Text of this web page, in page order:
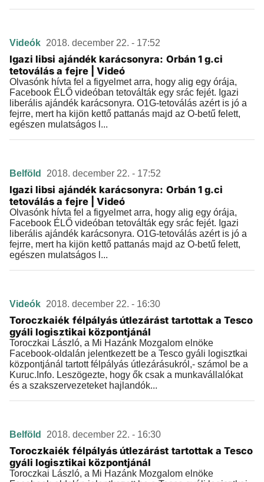
Videók 2018. december 22. - 17:52
Igazi libsi ajándék karácsonyra: Orbán 1 g.ci
tetoválás a fejre | Videó
Olvasónk hívta fel a figyelmet arra, hogy alig egy órája,
Facebook ÉLŐ videóban tetoválták egy srác fejét. Igazi
liberális ajándék karácsonyra. O1G-tetoválás azért is jó a
fejrre, mert ha kijön kettő pattanás majd az O-betű felett,
egészen mulatságos l...
Belföld 2018. december 22. - 17:52
Igazi libsi ajándék karácsonyra: Orbán 1 g.ci
tetoválás a fejre | Videó
Olvasónk hívta fel a figyelmet arra, hogy alig egy órája,
Facebook ÉLŐ videóban tetoválták egy srác fejét. Igazi
liberális ajándék karácsonyra. O1G-tetoválás azért is jó a
fejrre, mert ha kijön kettő pattanás majd az O-betű felett,
egészen mulatságos l...
Videók 2018. december 22. - 16:30
Toroczkaiék félpályás útlezárást tartottak a Tesco
gyáli logisztikai központjánál
Toroczkai László, a Mi Hazánk Mozgalom elnöke
Facebook-oldalán jelentkezett be a Tesco gyáli logisztkai
központjánál tartott félpályás útlezárásukról,- számol be a
Kuruc.Info. Leszögezte, hogy ők csak a munkavállalókat
és a szakszervezeteket hajlandók...
Belföld 2018. december 22. - 16:30
Toroczkaiék félpályás útlezárást tartottak a Tesco
gyáli logisztikai központjánál
Toroczkai László, a Mi Hazánk Mozgalom elnöke